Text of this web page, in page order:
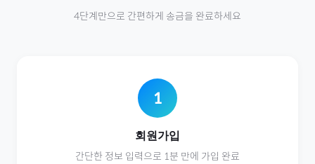
4단계만으로 간편하게 송금을 완료하세요
1
회원가입
간단한 정보 입력으로 1분 만에 가입 완료